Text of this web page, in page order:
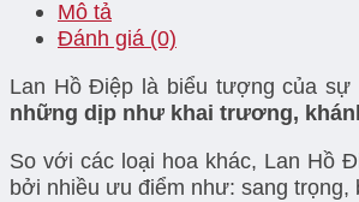
Mô tả
Đánh giá (0)
Lan Hồ Điệp là biểu tượng của
những dịp như khai trương,
So với các loại hoa khác, Lan Hồ
bởi nhiều ưu điểm như: sang trọng,